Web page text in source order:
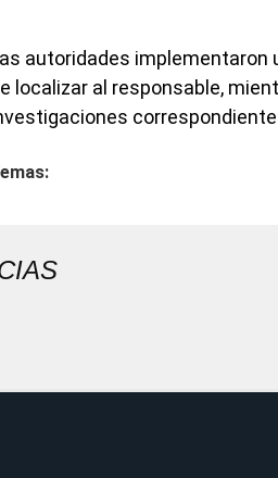
autoridades implementaron
localizar al responsable,